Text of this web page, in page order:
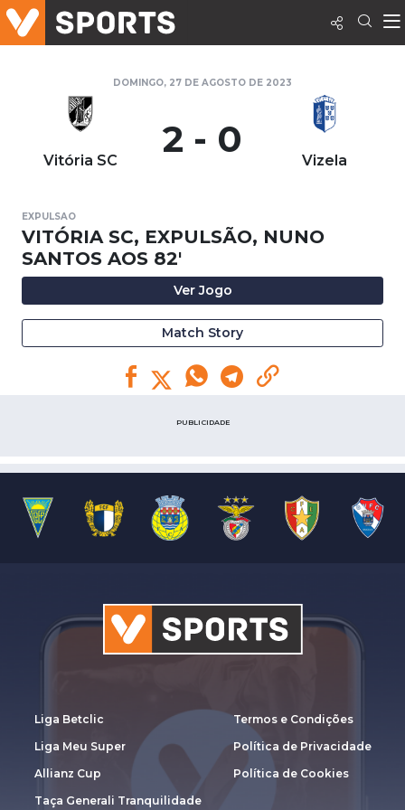
DOMINGO, 27 DE AGOSTO DE 2023
Vitória SC 2 - 0 Vizela
EXPULSAO
VITÓRIA SC, EXPULSÃO, NUNO
SANTOS AOS 82'
Ver Jogo
Match Story
PUBLICIDADE
Liga Betclic
Liga Meu Super
Allianz Cup
Taça Generali Tranquilidade
Termos e Condições
Política de Privacidade
Política de Cookies